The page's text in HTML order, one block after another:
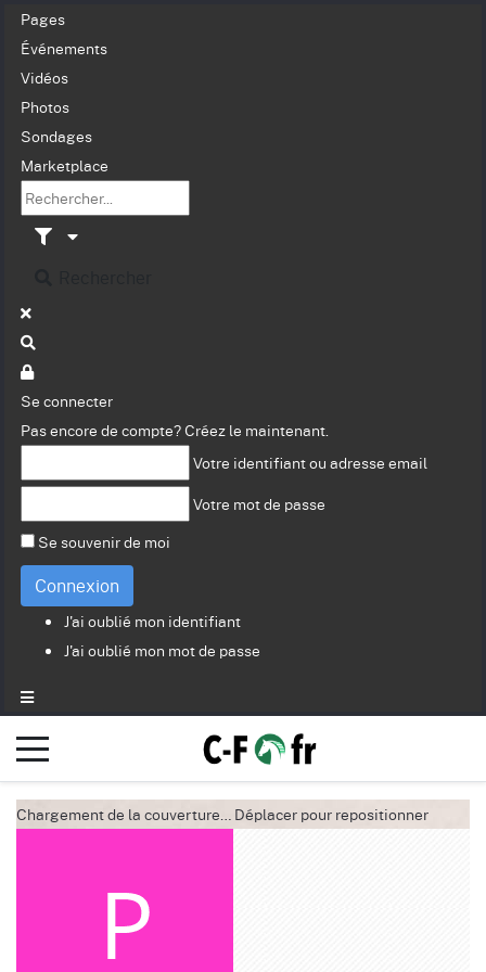
Pages
Événements
Vidéos
Photos
Sondages
Marketplace
Se connecter
Pas encore de compte? Créez le maintenant.
Votre identifiant ou adresse email
Votre mot de passe
Se souvenir de moi
Connexion
J'ai oublié mon identifiant
J'ai oublié mon mot de passe
Chargement de la couverture… Déplacer pour repositionner